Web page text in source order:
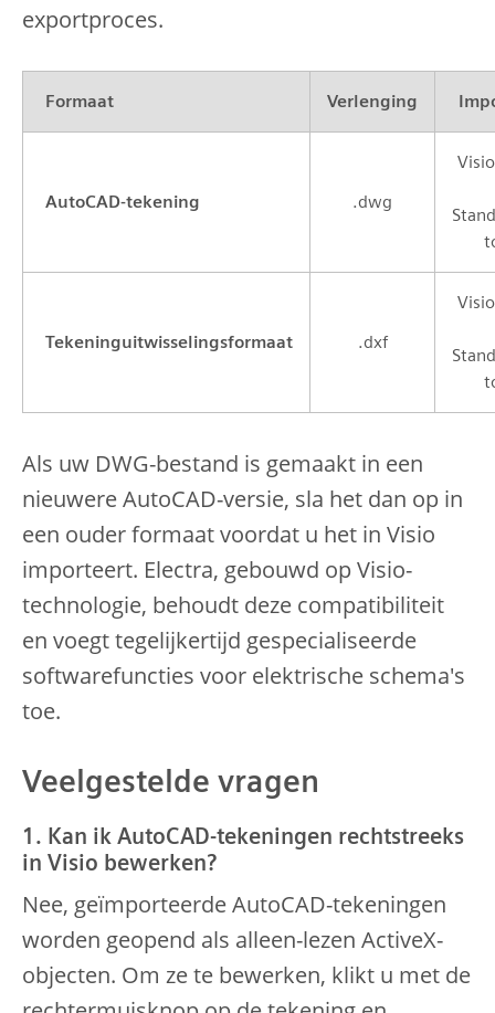
exportproces.
Formaat Verlenging
AutoCAD-tekening .dwg
Tekeninguitwisselingsformaat .dxf
Als uw DWG-bestand is gemaakt in een
nieuwere AutoCAD-versie, sla het dan op in
een ouder formaat voordat u het in Visio
importeert. Electra, gebouwd op Visio-
technologie, behoudt deze compatibiliteit
en voegt tegelijkertijd gespecialiseerde
softwarefuncties voor elektrische schema's
toe.
Veelgestelde vragen
1. Kan ik AutoCAD-tekeningen rechtstreeks
in Visio bewerken?
Nee, geïmporteerde AutoCAD-tekeningen
worden geopend als alleen-lezen ActiveX-
objecten. Om ze te bewerken, klikt u met de